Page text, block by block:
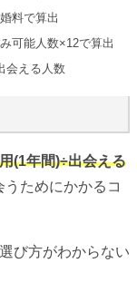
料で算出
可能人数×12で算出
会える人数
(1年間)÷出会える
ためにかかるコ
び方がわからない